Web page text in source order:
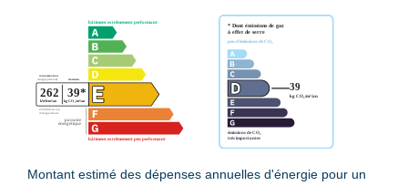
Montant estimé des dépenses annuelles d'énergie pour un